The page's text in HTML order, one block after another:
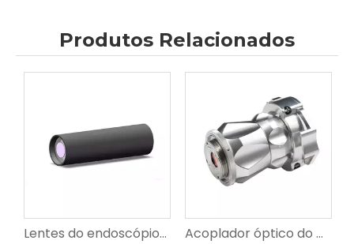
Produtos Relacionados
Lentes do endoscópio da série OV9740 da elevada precisão de 1/7 de polegada da categoria médica Acoplador óptico do adaptador do acoplador do endoscópio da montagem C do zoom de 4K F18-F36mm